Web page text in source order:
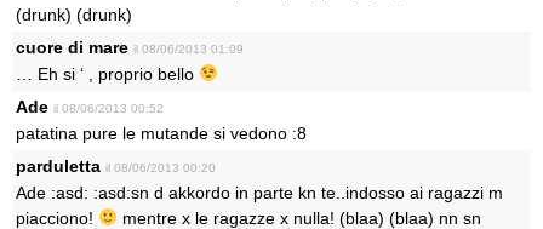
(drunk) (drunk)
cuore di mare il 08/06/2013 01:09
… Eh si ‘ , proprio bello
Ade il 08/06/2013 00:52
patatina pure le mutande si vedono :8
parduletta il 08/06/2013 00:20
Ade :asd: :asd:sn d akkordo in parte kn te..indosso ai ragazzi m
piacciono!
mentre x le ragazze x nulla! (blaa) (blaa) nn sn